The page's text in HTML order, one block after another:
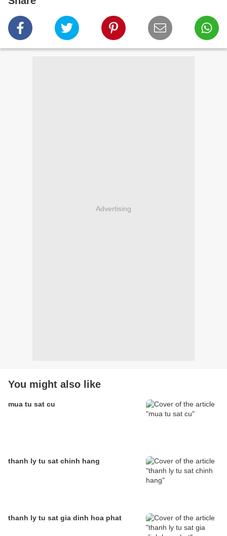
Advertising
You might also like
mua tu sat cu
thanh ly tu sat chinh hang
thanh ly tu sat gia dinh hoa phat